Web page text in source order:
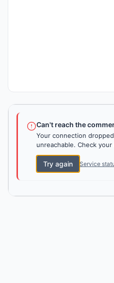
Can't reach the
Your connection
unreachable. Check
Try again Service